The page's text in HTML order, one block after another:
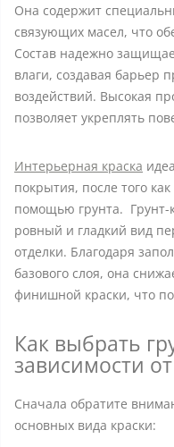
Она содержит
связующих масел, что
Состав надежно
влаги, создавая барьер
воздействий. Высокая
позволяет укреплять
Интерьерная краска
покрытия, после того
помощью грунта. Грунт-
ровный и гладкий вид
отделки. Благодаря
базового слоя, она
финишной краски, что
Как выбрать
зависимости
Сначала обратите
основных вида краски: